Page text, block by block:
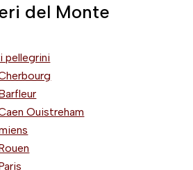
del Monte
pellegrini
Ouistreham